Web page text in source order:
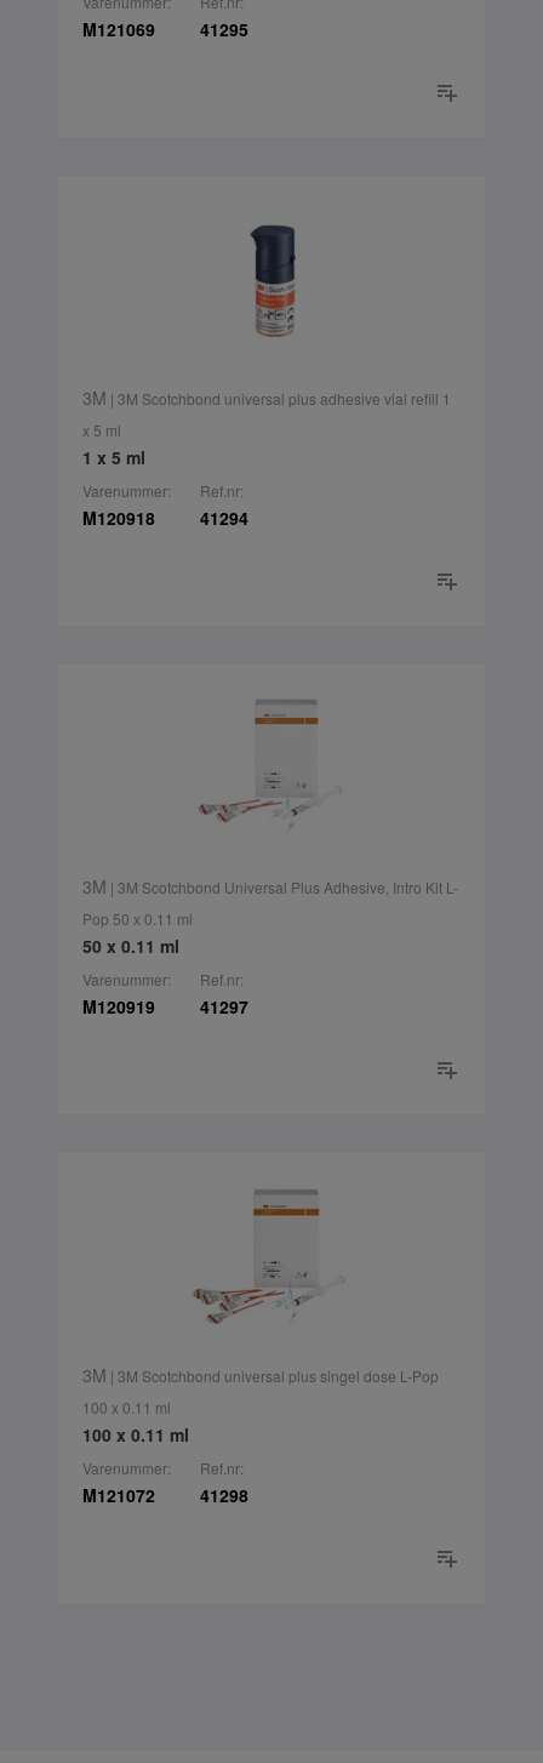
M121069 41295
3M | 3M Scotchbond universal plus adhesive vial refill 1
x 5 ml
1 x 5 ml
Varenummer:
M120918
Ref.nr:
41294
3M | 3M Scotchbond Universal Plus Adhesive, Intro Kit L-
Pop 50 x 0.11 ml
50 x 0.11 ml
Varenummer:
M120919
Ref.nr:
41297
3M | 3M Scotchbond universal plus singel dose L-Pop
100 x 0.11 ml
100 x 0.11 ml
Varenummer:
M121072
Ref.nr:
41298